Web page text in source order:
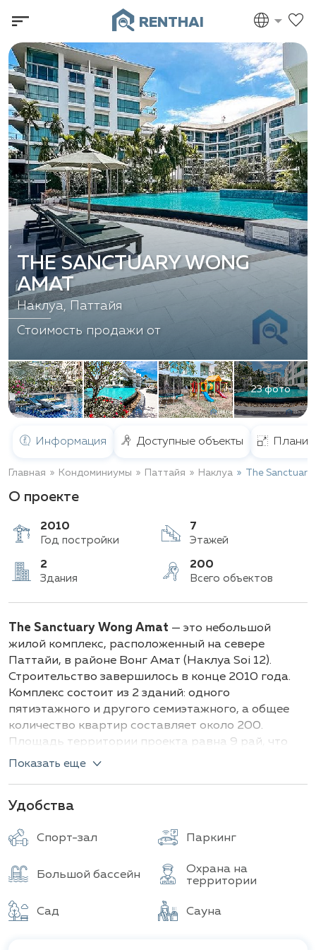
RENTHAI
23 фото
THE SANCTUARY WONG
AMAT
Наклуа, Паттайя
Стоимость продажи от
Информация Доступные объекты
Главная Кондоминиумы Паттайя Наклуа The
О проекте
2010
Год постройки
7
Этажей
2
Здания
200
Всего объектов
The Sanctuary Wong Amat — это небольшой
жилой комплекс, расположенный на севере
Паттайи, в районе Вонг Амат (Наклуа Soi 12).
Строительство завершилось в конце 2010 года.
Комплекс состоит из 2 зданий: одного
пятиэтажного и другого семиэтажного, а общее
количество квартир составляет около 200.
Площадь территории проекта равна 9 рай, что
соответствует примерно 14 400 квадратным
Разработчиком этого кондоминиума является
состав Daika Group. Этот тайский девелопер
брендом «The Sanctuary», реализованными как в
Паттайе, так и в Хуа Хине. Проект был удостоен
награды как лучший кондоминиум с правом
собственности на пляже восточного побережья
Показать еще
Удобства
Спорт-зал Паркинг
Большой бассейн
Охрана на
территории
Сад Сауна